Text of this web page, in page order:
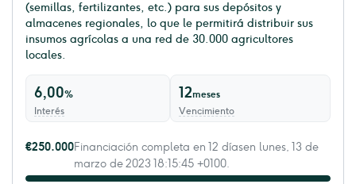
(semillas, fertilizantes, etc.) para sus depósitos y
almacenes regionales, lo que le permitirá distribuir sus
insumos agrícolas a una red de 30.000 agricultores
locales.
6,00%
Interés
12meses
Vencimiento
€250.000Financiación completa en 12 díasen lunes, 13 de
marzo de 2023 18:15:45 +0100.